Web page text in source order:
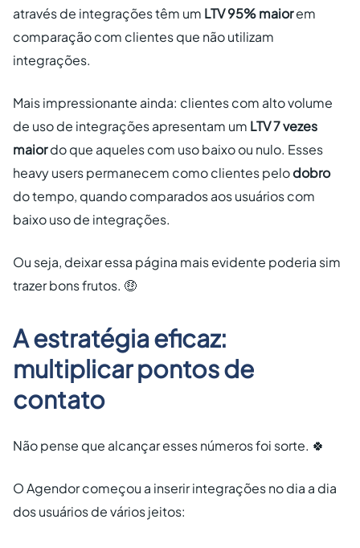
através de integrações têm um LTV 95% maiorem
comparação com clientes que não utilizam
integrações.
Mais impressionante ainda: clientes com alto volume
de uso de integrações apresentam um LTV 7 vezes
maiordo que aqueles com uso baixo ou nulo. Esses
heavy users permanecem como clientes pelodobro
do tempo, quando comparados aos usuários com
baixo uso de integrações.
Ou seja, deixar essa página mais evidente poderia sim
trazer bons frutos. 🤑
A estratégia eficaz:
multiplicar pontos de
contato
Não pense que alcançar esses números foi sorte. 🍀
O Agendor começou a inserir integrações no dia a dia
dos usuários de vários jeitos: